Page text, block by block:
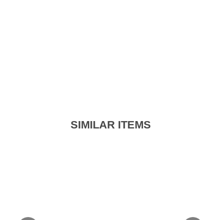
SIMILAR ITEMS